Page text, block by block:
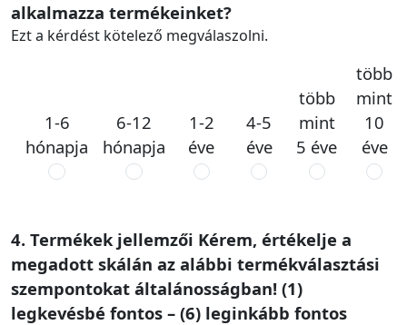
alkalmazza termékeinket?
Ezt a kérdést kötelező megválaszolni.
1-6
hónapja
6-12
hónapja
1-2
éve
4-5
éve
több
mint
5 éve
több
mint
10
éve
4. Termékek jellemzői Kérem, értékelje a
megadott skálán az alábbi termékválasztási
szempontokat általánosságban! (1)
legkevésbé fontos – (6) leginkább fontos